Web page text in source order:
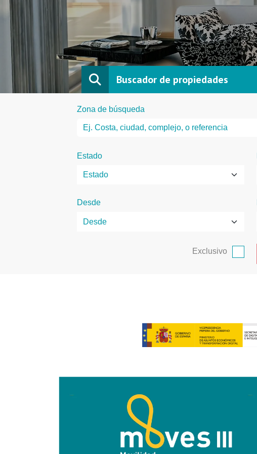
Buscador de propiedades
Zona de búsqueda
Estado
Desde
Exclusivo